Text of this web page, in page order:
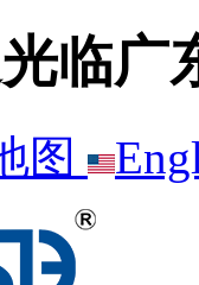
临广
图